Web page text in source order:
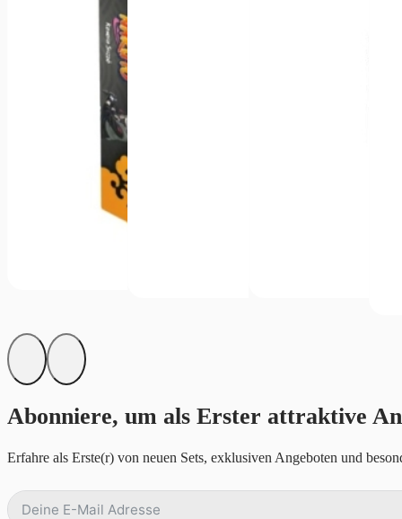
Abonniere, um als Erster attraktive
Erfahre als Erste(r) von neuen Sets, exklusiven Angeboten und